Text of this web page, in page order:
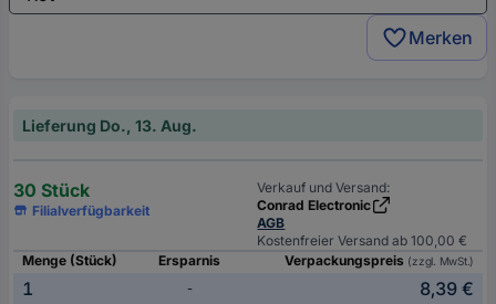
Merken
Lieferung Do., 13. Aug.
30 Stück
Filialverfügbarkeit
Verkauf und Versand:
Conrad Electronic
AGB
Kostenfreier Versand ab 100,00 €
Menge (Stück)
Ersparnis Verpackungspreis (zzgl. MwSt.)
1 -
8,39 €